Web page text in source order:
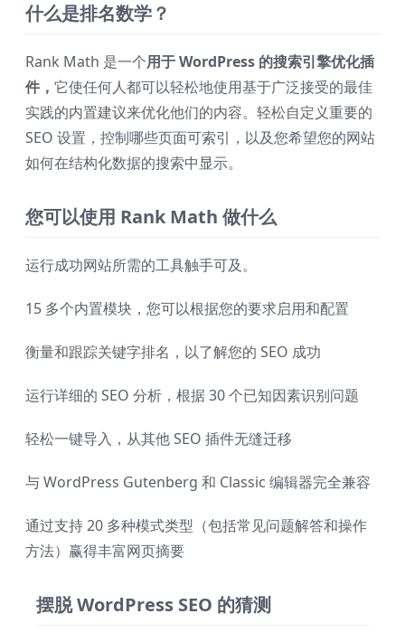
什么是排名数学？
Rank Math 是一个用于 WordPress 的搜索引擎优化插
件， 它使任何人都可以轻松地使用基于广泛接受的最佳
实践的内置建议来优化他们的内容。轻松自定义重要的
SEO 设置，控制哪些页面可索引，以及您希望您的网站
如何在结构化数据的搜索中显示。
您可以使用 Rank Math 做什么
运行成功网站所需的工具触手可及。
15 多个内置模块，您可以根据您的要求启用和配置
衡量和跟踪关键字排名，以了解您的 SEO 成功
运行详细的 SEO 分析，根据 30 个已知因素识别问题
轻松一键导入，从其他 SEO 插件无缝迁移
与 WordPress Gutenberg 和 Classic 编辑器完全兼容
通过支持 20 多种模式类型（包括常见问题解答和操作
方法）赢得丰富网页摘要
摆脱 WordPress SEO 的猜测